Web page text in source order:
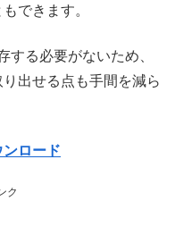
できます。
する必要がないため、
出せる点も手間を減ら
ロード
ク